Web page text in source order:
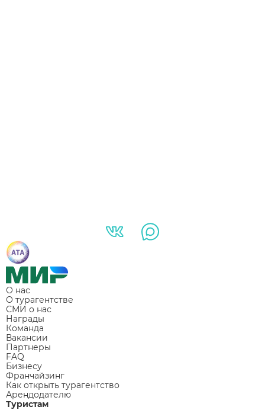
О нас
О турагентстве
СМИ о нас
Награды
Команда
Вакансии
Партнеры
FAQ
Бизнесу
Франчайзинг
Как открыть турагентство
Арендодателю
Туристам